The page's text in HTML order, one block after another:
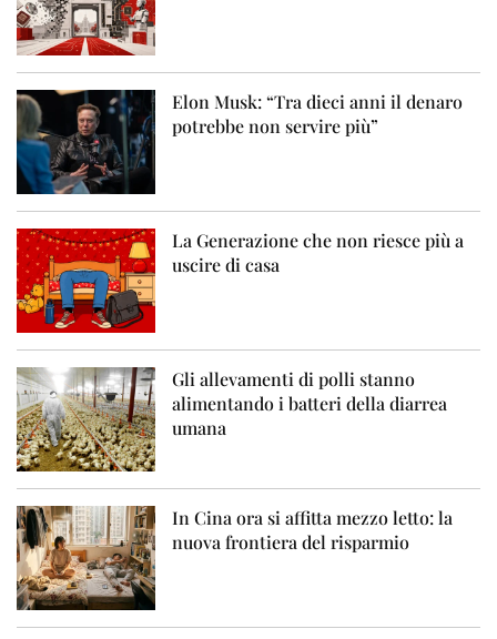
Elon Musk: “Tra dieci anni il denaro
potrebbe non servire più”
La Generazione che non riesce più a
uscire di casa
Gli allevamenti di polli stanno
alimentando i batteri della diarrea
umana
In Cina ora si affitta mezzo letto: la
nuova frontiera del risparmio